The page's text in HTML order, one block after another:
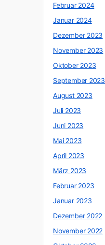
Februar 2024
Januar 2024
Dezember 2023
November 2023
Oktober 2023
September 2023
August 2023
Juli 2023
Juni 2023
Mai 2023
April 2023
März 2023
Februar 2023
Januar 2023
Dezember 2022
November 2022